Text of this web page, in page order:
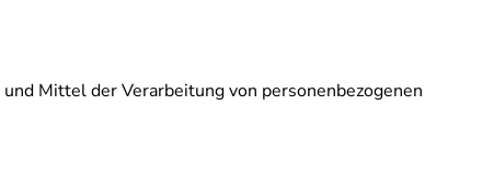
Mittel der Verarbeitung von personenbezogenen